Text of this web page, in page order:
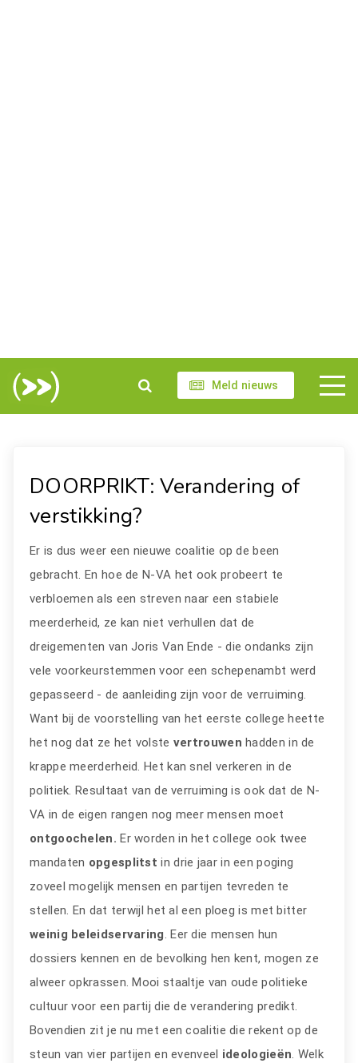
Meld nieuws
DOORPRIKT: Verandering of
verstikking?
Er is dus weer een nieuwe coalitie op de been
gebracht. En hoe de N-VA het ook probeert te
verbloemen als een streven naar een stabiele
meerderheid, ze kan niet verhullen dat de
dreigementen van Joris Van Ende - die ondanks zijn
vele voorkeurstemmen voor een schepenambt werd
gepasseerd - de aanleiding zijn voor de verruiming.
Want bij de voorstelling van het eerste college heette
het nog dat ze het volste vertrouwen hadden in de
krappe meerderheid. Het kan snel verkeren in de
politiek. Resultaat van de verruiming is ook dat de N-
VA in de eigen rangen nog meer mensen moet
ontgoochelen. Er worden in het college ook twee
mandaten opgesplitstin drie jaar in een poging
zoveel mogelijk mensen en partijen tevreden te
stellen. En dat terwijl het al een ploeg is met bitter
weinig beleidservaring. Eer die mensen hun
dossiers kennen en de bevolking hen kent, mogen ze
alweer opkrassen. Mooi staaltje van oude politieke
cultuur voor een partij die de verandering predikt.
Bovendien zit je nu met een coalitie die rekent op de
steun van vier partijen en evenveel ideologieën. Welk